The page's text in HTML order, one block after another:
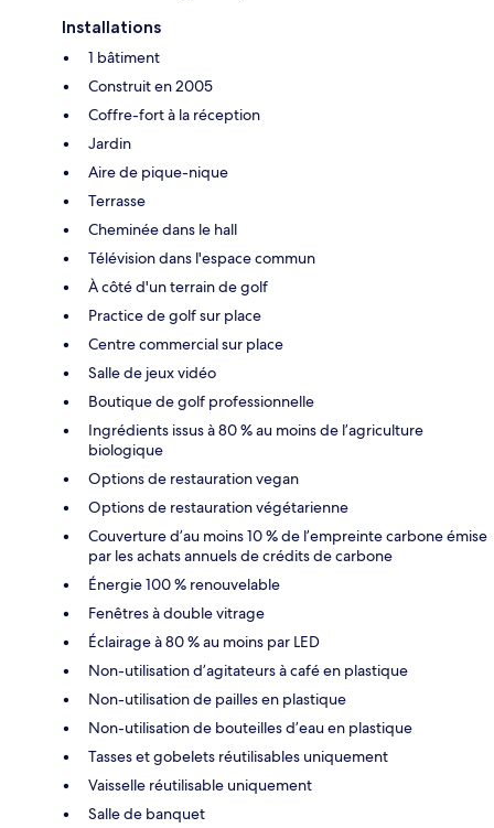
Installations
1 bâtiment
Construit en 2005
Coffre-fort à la réception
Jardin
Aire de pique-nique
Terrasse
Cheminée dans le hall
Télévision dans l'espace commun
À côté d'un terrain de golf
Practice de golf sur place
Centre commercial sur place
Salle de jeux vidéo
Boutique de golf professionnelle
Ingrédients issus à 80 % au moins de l’agriculture
biologique
Options de restauration vegan
Options de restauration végétarienne
Couverture d’au moins 10 % de l’empreinte carbone émise
par les achats annuels de crédits de carbone
Énergie 100 % renouvelable
Fenêtres à double vitrage
Éclairage à 80 % au moins par LED
Non-utilisation d’agitateurs à café en plastique
Non-utilisation de pailles en plastique
Non-utilisation de bouteilles d’eau en plastique
Tasses et gobelets réutilisables uniquement
Vaisselle réutilisable uniquement
Salle de banquet